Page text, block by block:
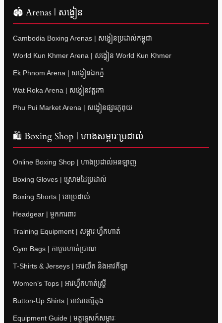
🏟 Arenas | សង្វៀន
Cambodia Boxing Arenas | សង្វៀនប្រដាល់កម្ពុជា
World Kun Khmer Arena | សង្វៀន World Kun Khmer
Ek Phnom Arena | សង្វៀនឯកភ្នំ
Wat Roka Arena | សង្វៀនវត្តរកា
Phu Pui Market Arena | សង្វៀនផ្សារភូពុយ
🛍 Boxing Shop | ហាងសម្ភារៈប្រដាល់
Online Boxing Shop | ហាងប្រដាល់អនឡាញ
Boxing Gloves | ស្រោមដៃប្រដាល់
Boxing Shorts | ខោប្រដាល់
Headgear | មួកការពារ
Training Equipment | សម្ភារៈហ្វឹកហាត់
Gym Bags | កាបូបហាត់ប្រាណ
T-Shirts & Jerseys | អាវយឺត និងអាវកីឡា
Women’s Tops | អាវហ្វឹកហាត់ស្ត្រី
Button-Up Shirts | អាវមានប៊ូតុង
Equipment Guide | មគ្គុទ្ទេសក៍សម្ភារៈ